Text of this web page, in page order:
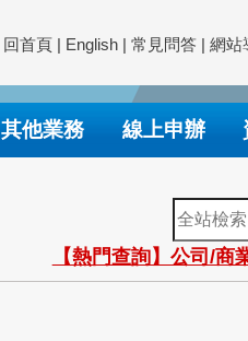
回首頁 | English | 常見問答 | 網站
其他業務 線上申辦
全
站
檢
索
【熱門查詢】公司/商